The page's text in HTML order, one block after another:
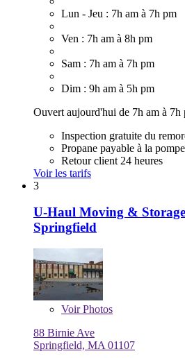
Lun - Jeu : 7h am à 7h pm
Ven : 7h am à 8h pm
Sam : 7h am à 7h pm
Dim : 9h am à 5h pm
Ouvert aujourd'hui de 7h am à 7h
Inspection gratuite du
Propane payable à la pompe
Retour client 24 heures
Voir les tarifs
3
U-Haul Moving &
Springfield
VoirPhotos
88 Birnie Ave
Springfield, MA 01107